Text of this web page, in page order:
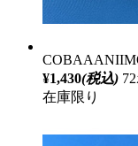
¥1,430(税込)
在庫限り